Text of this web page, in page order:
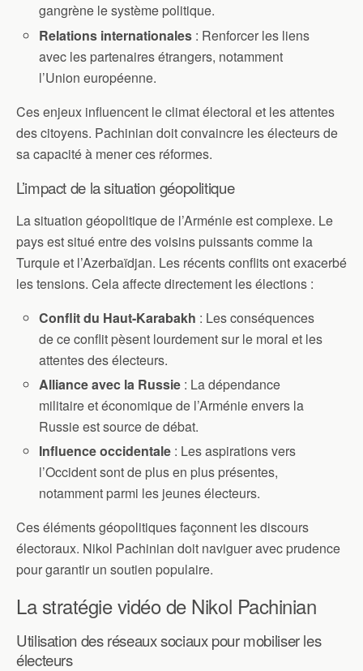
gangrène le système politique.
Relations internationales : Renforcer les liens
avec les partenaires étrangers, notamment
l’Union européenne.
Ces enjeux influencent le climat électoral et les attentes
des citoyens. Pachinian doit convaincre les électeurs de
sa capacité à mener ces réformes.
L’impact de la situation géopolitique
La situation géopolitique de l’Arménie est complexe. Le
pays est situé entre des voisins puissants comme la
Turquie et l’Azerbaïdjan. Les récents conflits ont exacerbé
les tensions. Cela affecte directement les élections :
Conflit du Haut-Karabakh : Les conséquences
de ce conflit pèsent lourdement sur le moral et les
attentes des électeurs.
Alliance avec la Russie : La dépendance
militaire et économique de l’Arménie envers la
Russie est source de débat.
Influence occidentale : Les aspirations vers
l’Occident sont de plus en plus présentes,
notamment parmi les jeunes électeurs.
Ces éléments géopolitiques façonnent les discours
électoraux. Nikol Pachinian doit naviguer avec prudence
pour garantir un soutien populaire.
La stratégie vidéo de Nikol Pachinian
Utilisation des réseaux sociaux pour mobiliser les
électeurs